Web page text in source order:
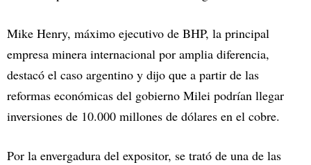
Mike Henry, máximo ejecutivo de BHP, la principal
empresa minera internacional por amplia diferencia,
destacó el caso argentino y dijo que a partir de las
reformas económicas del gobierno Milei podrían llegar
inversiones de 10.000 millones de dólares en el cobre.
Por la envergadura del expositor, se trató de una de las